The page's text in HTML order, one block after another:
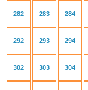
282 283 284
292 293 294
302 303 304